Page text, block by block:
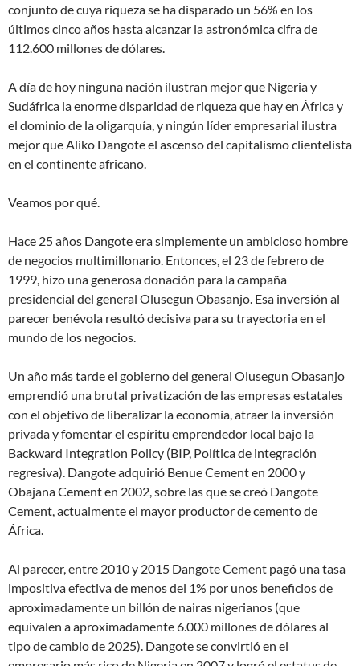
conjunto de cuya riqueza se ha disparado un 56% en los
últimos cinco años hasta alcanzar la astronómica cifra de
112.600 millones de dólares.
A día de hoy ninguna nación ilustran mejor que Nigeria y
Sudáfrica la enorme disparidad de riqueza que hay en África y
el dominio de la oligarquía, y ningún líder empresarial ilustra
mejor que Aliko Dangote el ascenso del capitalismo clientelista
en el continente africano.
Veamos por qué.
Hace 25 años Dangote era simplemente un ambicioso hombre
de negocios multimillonario. Entonces, el 23 de febrero de
1999, hizo una generosa donación para la campaña
presidencial del general Olusegun Obasanjo. Esa inversión al
parecer benévola resultó decisiva para su trayectoria en el
mundo de los negocios.
Un año más tarde el gobierno del general Olusegun Obasanjo
emprendió una brutal privatización de las empresas estatales
con el objetivo de liberalizar la economía, atraer la inversión
privada y fomentar el espíritu emprendedor local bajo la
Backward Integration Policy (BIP, Política de integración
regresiva). Dangote adquirió Benue Cement en 2000 y
Obajana Cement en 2002, sobre las que se creó Dangote
Cement, actualmente el mayor productor de cemento de
África.
Al parecer, entre 2010 y 2015 Dangote Cement pagó una tasa
impositiva efectiva de menos del 1% por unos beneficios de
aproximadamente un billón de nairas nigerianos (que
equivalen a aproximadamente 6.000 millones de dólares al
tipo de cambio de 2025). Dangote se convirtió en el